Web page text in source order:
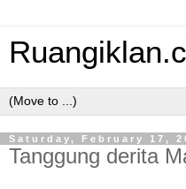
Saturday, February 17,
Tanggung derita